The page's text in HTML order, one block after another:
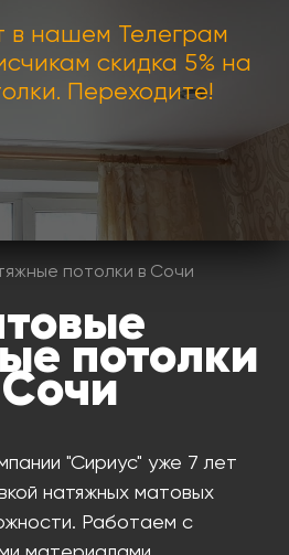
в нашем Телеграм
скидка 5% на
Переходите!
потолки в Сочи
потолки
"Сириус" уже 7 лет
натяжных матовых
Работаем с